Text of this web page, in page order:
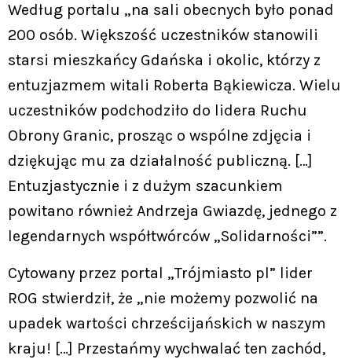
Według portalu „na sali obecnych było ponad
200 osób. Większość uczestników stanowili
starsi mieszkańcy Gdańska i okolic, którzy z
entuzjazmem witali Roberta Bąkiewicza. Wielu
uczestników podchodziło do lidera Ruchu
Obrony Granic, prosząc o wspólne zdjęcia i
dziękując mu za działalność publiczną. […]
Entuzjastycznie i z dużym szacunkiem
powitano również Andrzeja Gwiazdę, jednego z
legendarnych współtwórców „Solidarności””.
Cytowany przez portal „Trójmiasto pl” lider
ROG stwierdził, że „nie możemy pozwolić na
upadek wartości chrześcijańskich w naszym
kraju! […] Przestańmy wychwalać ten zachód,